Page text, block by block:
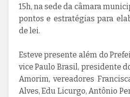
15h, na sede da câmara
pontos e estratégias para
de lei.
Esteve presente além do
vice Paulo Brasil, presidente
Amorim, vereadores
Alves, Edu Licurgo, Antônio